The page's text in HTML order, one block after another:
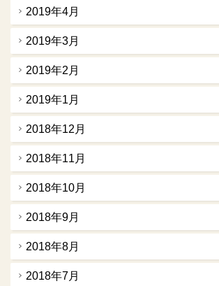
2019年4月
2019年3月
2019年2月
2019年1月
2018年12月
2018年11月
2018年10月
2018年9月
2018年8月
2018年7月